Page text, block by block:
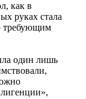
как в
руках стала
требующим
один лишь